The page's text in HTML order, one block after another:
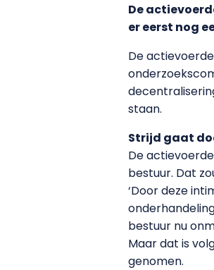
De
er eerst nog
De
staan.
Strijd gaat
De
bestuur. Dat
‘Door deze
bestuur nu
Maar dat is
genomen.